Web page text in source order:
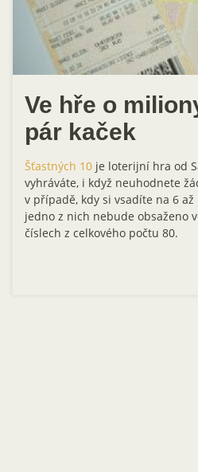
Ve hře o
pár kaček
Šťastných 10 je loterijní hra od
vyhráváte, i když neuhodnete
v případě, kdy si vsadíte na 6
jedno z nich nebude obsaženo
číslech z celkového počtu 80.